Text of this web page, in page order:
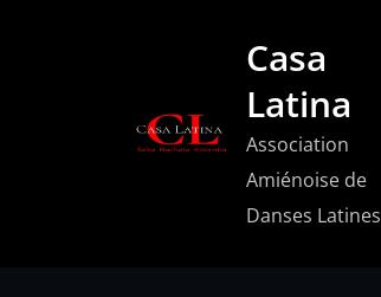
Casa
Latina
Association
Amiénoise de
Danses Latines